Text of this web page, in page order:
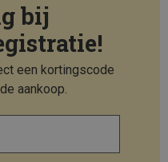
bij
een kortingscode
aankoop.